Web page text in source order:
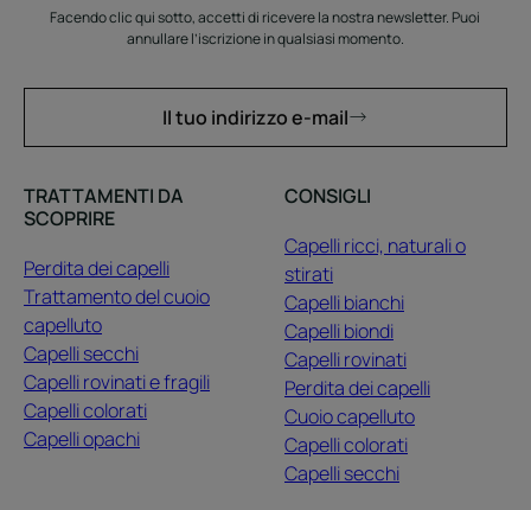
Facendo clic qui sotto, accetti di ricevere la nostra newsletter. Puoi
annullare l’iscrizione in qualsiasi momento.
Il tuo indirizzo e-mail
TRATTAMENTI DA
SCOPRIRE
Perdita dei capelli
Trattamento del cuoio
capelluto
Capelli secchi
Capelli rovinati e fragili
Capelli colorati
Capelli opachi
CONSIGLI
Capelli ricci, naturali o
stirati
Capelli bianchi
Capelli biondi
Capelli rovinati
Perdita dei capelli
Cuoio capelluto
Capelli colorati
Capelli secchi